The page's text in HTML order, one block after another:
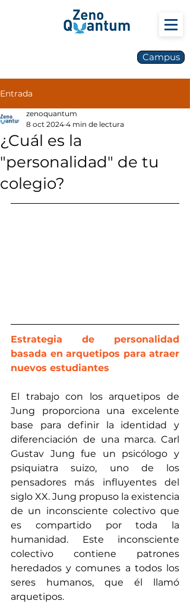
Campus
Entrada
¿Cuál es la
"personalidad" de tu
colegio?
zenoquantum
8 oct 2024 4 min de lectura
Estrategia de personalidad
basada en arquetipos para atraer
nuevos estudiantes
El trabajo con los arquetipos de
Jung proporciona una excelente
base para definir la identidad y
diferenciación de una marca. Carl
Gustav Jung fue un psicólogo y
psiquiatra suizo, uno de los
pensadores más influyentes del
siglo XX. Jung propuso la existencia
de un inconsciente colectivo que
es compartido por toda la
humanidad. Este inconsciente
colectivo contiene patrones
heredados y comunes a todos los
seres humanos, que él llamó
arquetipos.